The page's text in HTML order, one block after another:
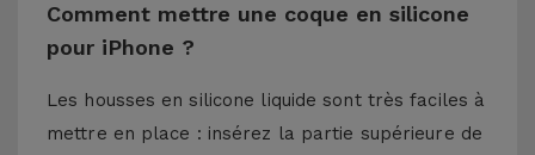
Comment mettre une coque en silicone
pour iPhone ?
Les housses en silicone liquide sont très faciles à
mettre en place : insérez la partie supérieure de